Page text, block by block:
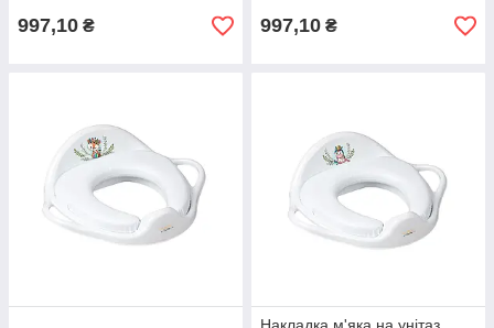
997,10 ₴ 997,10 ₴